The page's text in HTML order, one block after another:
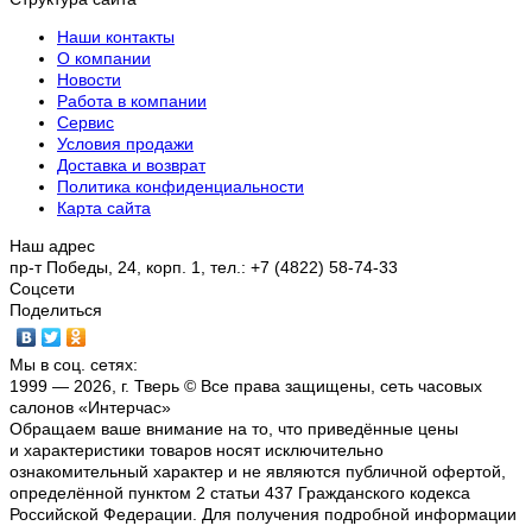
Наши контакты
О компании
Новости
Работа в компании
Сервис
Условия продажи
Доставка и возврат
Политика конфиденциальности
Карта сайта
Наш адрес
пр-т Победы, 24, корп. 1, тел.: +7 (4822) 58-74-33
Соцсети
Поделиться
Мы в соц. сетях:
1999 — 2026, г. Тверь © Все права защищены, сеть часовых
салонов «Интерчас»
Обращаем ваше внимание на то, что приведённые цены
и характеристики товаров носят исключительно
ознакомительный характер и не являются публичной офертой,
определённой пунктом 2 статьи 437 Гражданского кодекса
Российской Федерации. Для получения подробной информации